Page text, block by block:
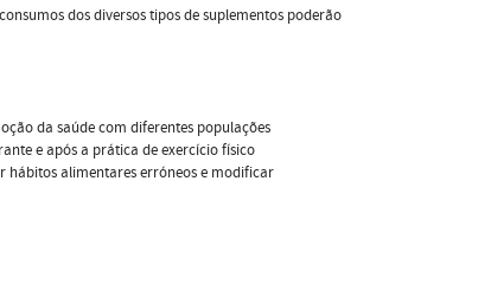
dos diversos tipos de suplementos poderão
da saúde com diferentes populações
e após a prática de exercício físico
hábitos alimentares erróneos e modificar